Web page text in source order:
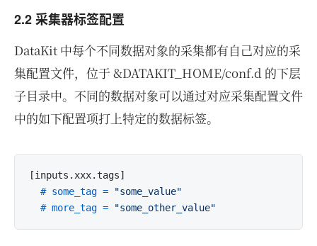
2.2 采集器标签配置
DataKit 中每个不同数据对象的采集都有自己对应的采
集配置文件，位于 &DATAKIT_HOME/conf.d 的下层
子目录中。不同的数据对象可以通过对应采集配置文件
中的如下配置项打上特定的数据标签。
[inputs.xxx.tags]
# some_tag =
"some_value"
# more_tag =
"some_other_value"